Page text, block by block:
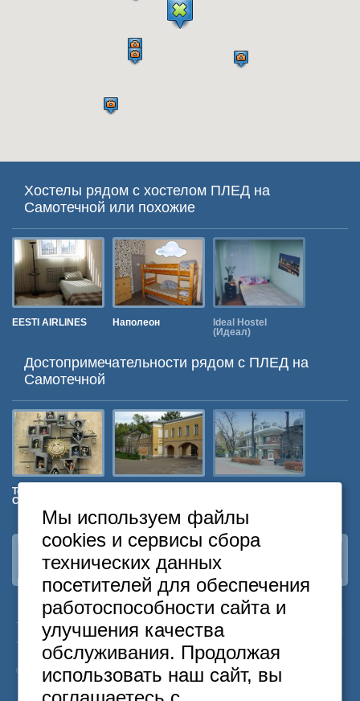
Хостелы рядом с хостелом ПЛЕД на
Самотечной или похожие
EESTI AIRLINES Наполеон
Ideal Hostel
(Идеал)
Достопримечательности рядом c ПЛЕД на
Самотечной
Театр Кукол им.
С.В. Образцова
народного
искусства
Наша группа ВКонтакте
Москва
Санкт-Петербург
Бесплатный
+7 495 646-74-40
+7 812
418-22-18
8 800 222-58-32
© 2015 Hostels of Moscow. Все права защищены.
Мы используем файлы
cookies и сервисы сбора
технических данных
посетителей для обеспечения
работоспособности сайта и
улучшения качества
обслуживания. Продолжая
использовать наш сайт, вы